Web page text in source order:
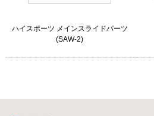
ハイスポーツ メインスライドパーツ
(SAW-2)